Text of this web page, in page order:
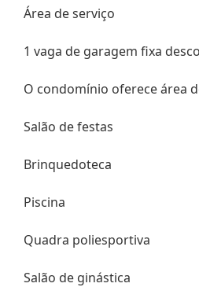
Área de serviço
1 vaga de garagem fixa
O condomínio oferece área
Salão de festas
Brinquedoteca
Piscina
Quadra poliesportiva
Salão de ginástica